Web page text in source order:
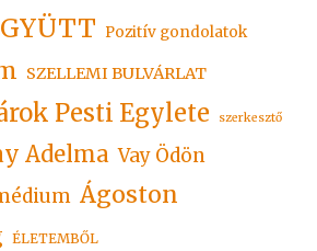
Pozitív gondolatok
SZELLEMI BULVÁRLAT
Pesti Egylete szerkesztő
Adelma Vay Ödön
Ágoston
ÉLETEMBŐL